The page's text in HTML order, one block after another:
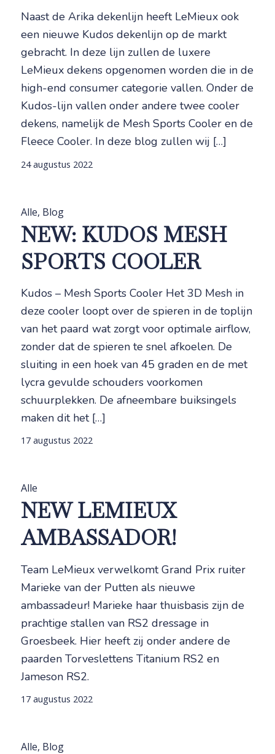
Naast de Arika dekenlijn heeft LeMieux ook
een nieuwe Kudos dekenlijn op de markt
gebracht. In deze lijn zullen de luxere
LeMieux dekens opgenomen worden die in de
high-end consumer categorie vallen. Onder de
Kudos-lijn vallen onder andere twee cooler
dekens, namelijk de Mesh Sports Cooler en de
Fleece Cooler. In deze blog zullen wij […]
24 augustus 2022
Alle, Blog
NEW: KUDOS MESH
SPORTS COOLER
Kudos – Mesh Sports Cooler Het 3D Mesh in
deze cooler loopt over de spieren in de toplijn
van het paard wat zorgt voor optimale airflow,
zonder dat de spieren te snel afkoelen. De
sluiting in een hoek van 45 graden en de met
lycra gevulde schouders voorkomen
schuurplekken. De afneembare buiksingels
maken dit het […]
17 augustus 2022
Alle
NEW LEMIEUX
AMBASSADOR!
Team LeMieux verwelkomt Grand Prix ruiter
Marieke van der Putten als nieuwe
ambassadeur! Marieke haar thuisbasis zijn de
prachtige stallen van RS2 dressage in
Groesbeek. Hier heeft zij onder andere de
paarden Torveslettens Titanium RS2 en
Jameson RS2.
17 augustus 2022
Alle, Blog